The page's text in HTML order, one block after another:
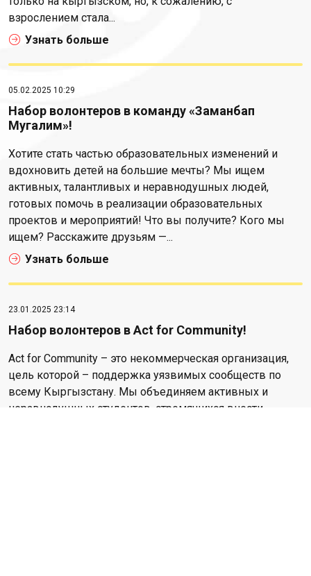
взрослением стала...
Узнать больше
05.02.2025 10:29
Набор волонтеров в команду «Заманбап
Мугалим»!
Хотите стать частью образовательных изменений и
вдохновить детей на большие мечты? Мы ищем
активных, талантливых и неравнодушных людей,
готовых помочь в реализации образовательных
проектов и мероприятий! Что вы получите? Кого мы
ищем? Расскажите друзьям —...
Узнать больше
23.01.2025 23:14
Набор волонтеров в Act for Community!
Act for Community – это некоммерческая организация,
цель которой – поддержка уязвимых сообществ по
всему Кыргызстану. Мы объединяем активных и
неравнодушных студентов, стремящихся внести